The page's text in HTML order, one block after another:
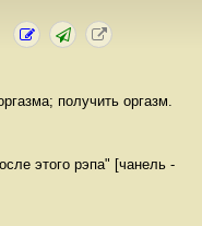
получить оргазм.
этого рэпа" [чанель -